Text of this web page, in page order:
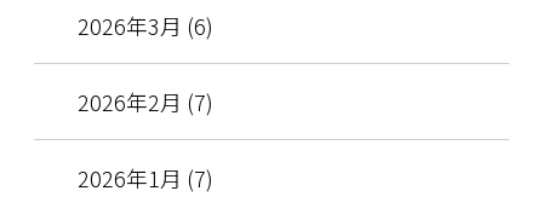
2026年3月 (6)
2026年2月 (7)
2026年1月 (7)